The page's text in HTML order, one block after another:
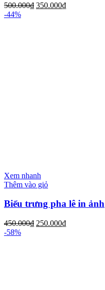
500.000₫ 350.000₫
-44%
Xem nhanh
Thêm vào giỏ
Biểu trưng pha lê in ảnh
450.000₫ 250.000₫
-58%